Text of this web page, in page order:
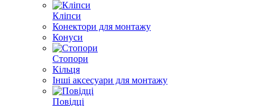
Кліпси
Конектори для монтажу
Конуси
Стопори
Кільця
Інші аксесуари для монтажу
Повідці